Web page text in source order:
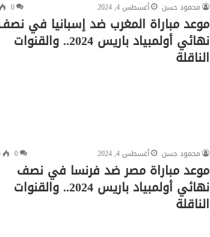
محمود حسن أغسطس 4, 2024 0
موعد مباراة المغرب ضد إسبانيا في
نهائي أولمبياد باريس 2024.. والقنوات
الناقلة
محمود حسن أغسطس 4, 2024 0
موعد مباراة مصر ضد فرنسا في نصف
نهائي أولمبياد باريس 2024.. والقنوات
الناقلة